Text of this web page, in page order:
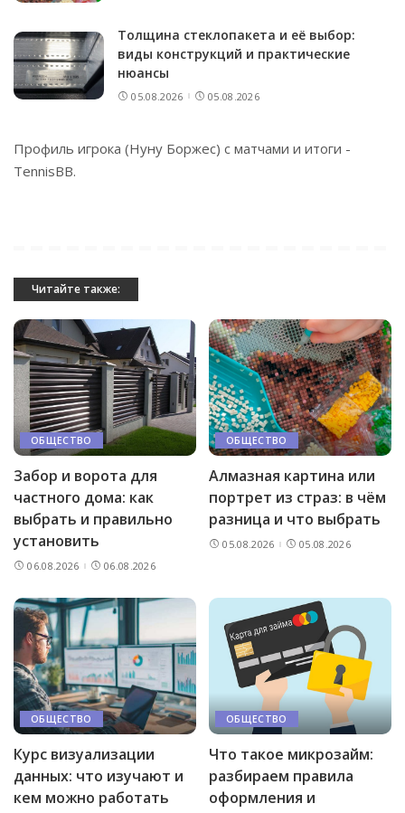
Толщина стеклопакета и её выбор:
виды конструкций и практические
нюансы
05.08.2026 05.08.2026
Профиль игрока (Нуну Боржес) с матчами и итоги -
TennisBB.
Читайте также:
ОБЩЕСТВО
Забор и ворота для
частного дома: как
выбрать и правильно
установить
06.08.2026 06.08.2026
ОБЩЕСТВО
Алмазная картина или
портрет из страз: в чём
разница и что выбрать
05.08.2026 05.08.2026
ОБЩЕСТВО
Курс визуализации
данных: что изучают и
кем можно работать
ОБЩЕСТВО
Что такое микрозайм:
разбираем правила
оформления и